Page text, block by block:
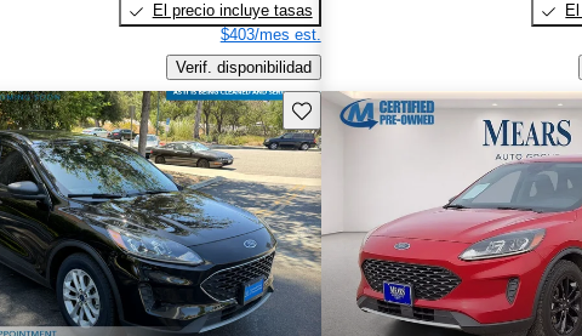
El precio incluye tasas
$403/mes est.
Verif. disponibilidad
Guarda este Aviso